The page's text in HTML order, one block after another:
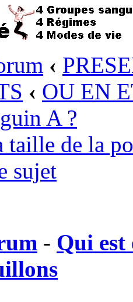
‹
‹ OU EN
A ?
de la
sujet
- Qui est